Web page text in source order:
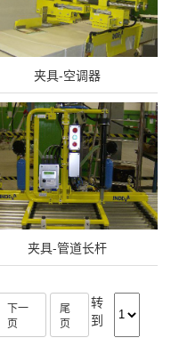
夹具-空调器
夹具-管道长杆
下一
页
尾
页
转
到